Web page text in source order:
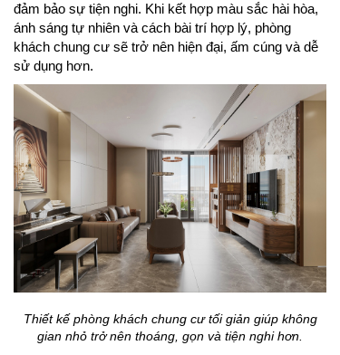
đảm bảo sự tiện nghi. Khi kết hợp màu sắc hài hòa,
ánh sáng tự nhiên và cách bài trí hợp lý, phòng
khách chung cư sẽ trở nên hiện đại, ấm cúng và dễ
sử dụng hơn.
Thiết kế phòng khách chung cư tối giản giúp không
gian nhỏ trở nên thoáng, gọn và tiện nghi hơn.